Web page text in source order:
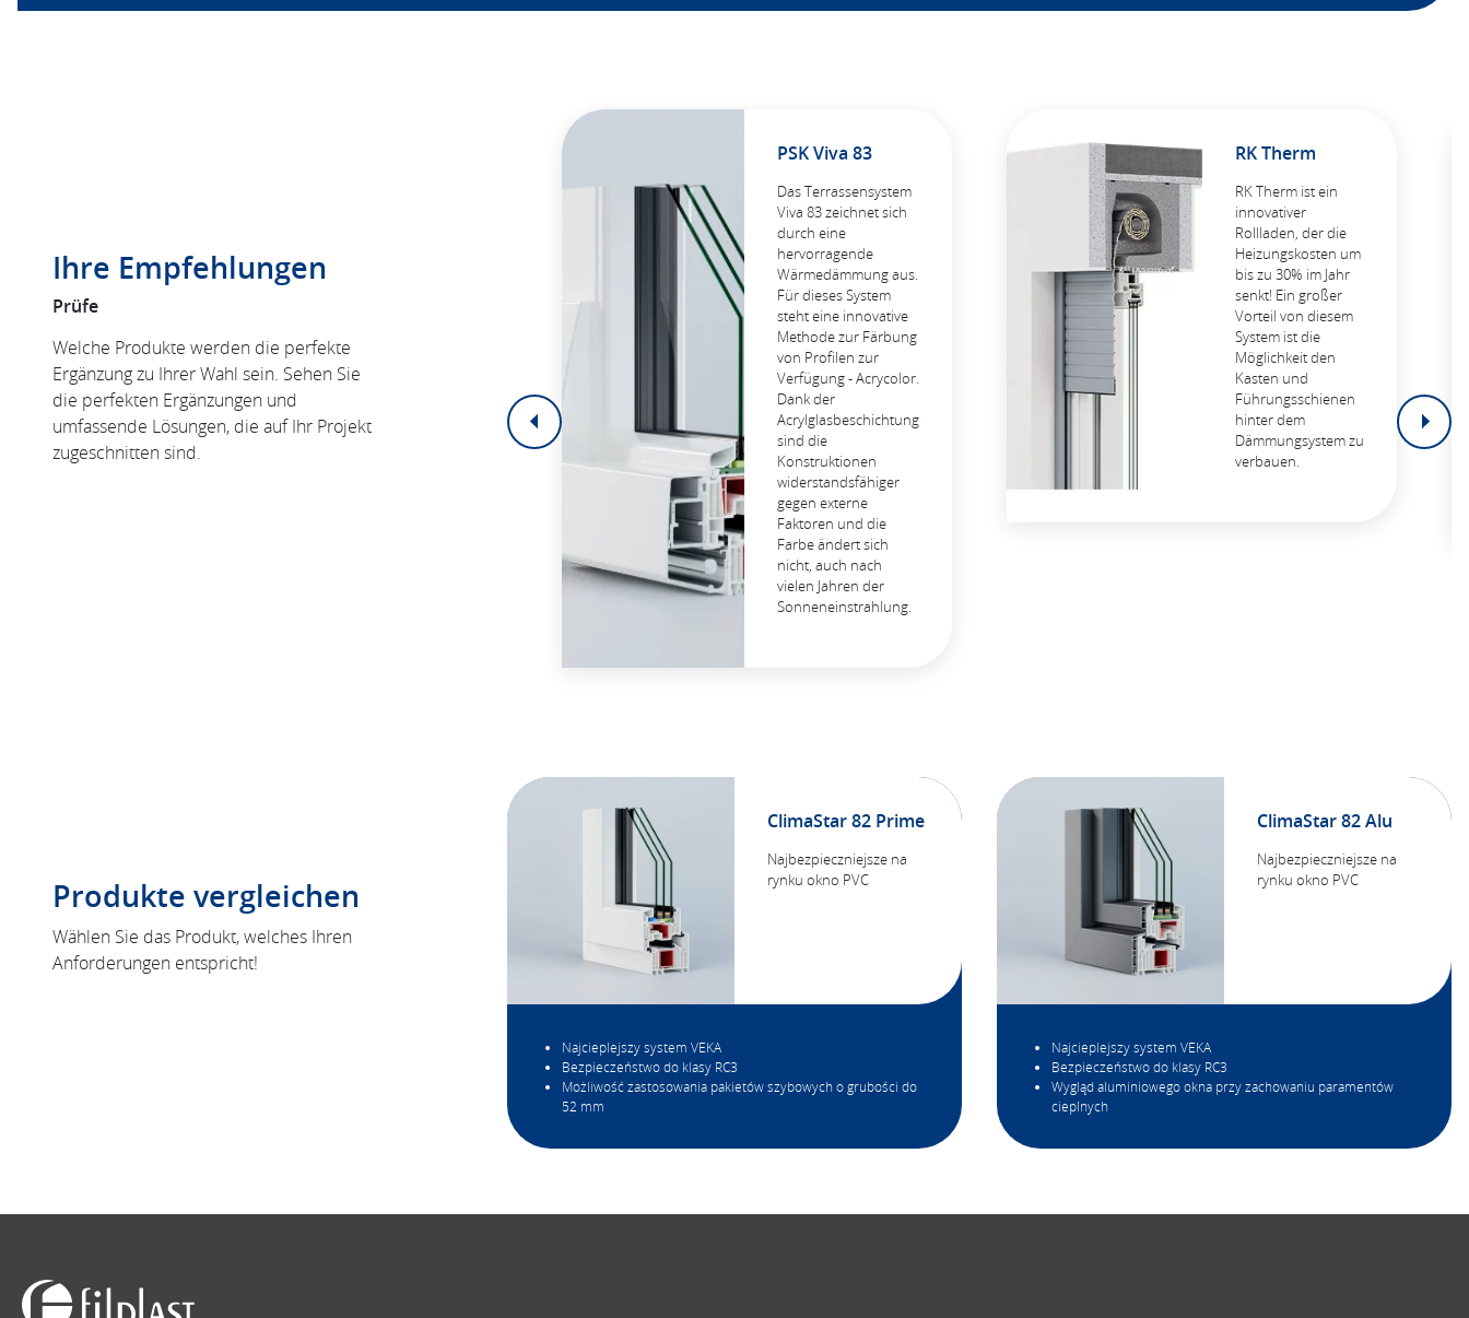
Ihre Empfehlungen
Prüfe
Welche Produkte werden die perfekte
Ergänzung zu Ihrer Wahl sein. Sehen Sie
die perfekten Ergänzungen und
umfassende Lösungen, die auf Ihr Projekt
zugeschnitten sind.
PSK Viva 83
Das Terrassensystem
Viva 83 zeichnet sich
durch eine
hervorragende
Wärmedämmung aus.
Für dieses System
steht eine innovative
Methode zur Färbung
von Profilen zur
Verfügung - Acrycolor.
Dank der
Acrylglasbeschichtung
sind die
Konstruktionen
widerstandsfähiger
gegen externe
Faktoren und die
Farbe ändert sich
nicht, auch nach
vielen Jahren der
Sonneneinstrahlung.
RK Therm
RK Therm ist ein
innovativer
Rollladen, der die
Heizungskosten um
bis zu 30% im Jahr
senkt! Ein großer
Vorteil von diesem
System ist die
Möglichkeit den
Kasten und
Führungsschienen
hinter dem
Dämmungsystem zu
verbauen.
Produkte vergleichen
Wählen Sie das Produkt, welches Ihren
Anforderungen entspricht!
ClimaStar 82 Prime
Najbezpieczniejsze na
rynku okno PVC
Najcieplejszy system VEKA
Bezpieczeństwo do klasy RC3
Możliwość zastosowania pakietów szybowych o grubości do
52 mm
ClimaStar 82 Alu
Najbezpieczniejsze na
rynku okno PVC
Najcieplejszy system VEKA
Bezpieczeństwo do klasy RC3
Wygląd aluminiowego okna przy zachowaniu paramentów
cieplnych